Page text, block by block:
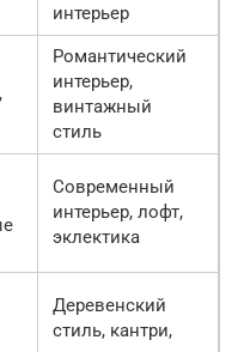
интерьер
Романтический
интерьер,
винтажный
стиль
Современный
интерьер, лофт,
эклектика
Деревенский
стиль, кантри,